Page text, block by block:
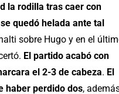
la rodilla tras caer con
quedó helada ante tal
sobre Hugo y en el
El partido acabó con
el 2-3 de cabeza. El
haber perdido dos,